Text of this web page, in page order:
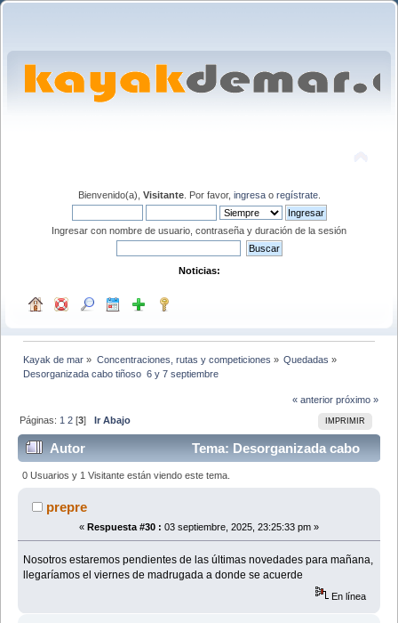
Bienvenido(a), Visitante. Por favor, ingresao regístrate.
Ingresar con nombre de usuario, contraseña y duración de la sesión
Noticias:
Kayak de mar » Concentraciones, rutas y competiciones » Quedadas »
Desorganizada cabo tiñoso  6 y 7 septiembre
« anterior próximo »
IMPRIMIR
Páginas: 1 2 [3]Ir Abajo
Autor
Tema: Desorganizada cabo
tiñoso 6 y 7 septiembre (Leído 57725 veces)
0 Usuarios y 1 Visitante están viendo este tema.
prepre
« Respuesta #30 : 03 septiembre, 2025, 23:25:33 pm »
Nosotros estaremos pendientes de las últimas novedades para mañana,
llegaríamos el viernes de madrugada a donde se acuerde
En línea